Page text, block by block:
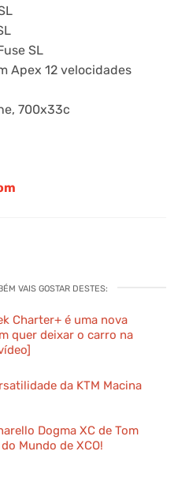
SL
Apex 12 velocidades
700x33c
VAIS GOSTAR DESTES:
Charter+ é uma nova
quer deixar o carro na
da KTM Macina
Dogma XC de Tom
Mundo de XCO!